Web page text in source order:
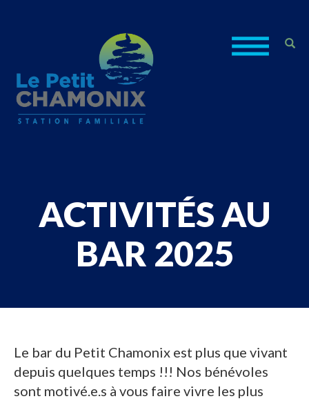
ACTIVITÉS AU
BAR 2025
Le bar du Petit Chamonix est plus que vivant
depuis quelques temps !!! Nos bénévoles
sont motivé.e.s à vous faire vivre les plus